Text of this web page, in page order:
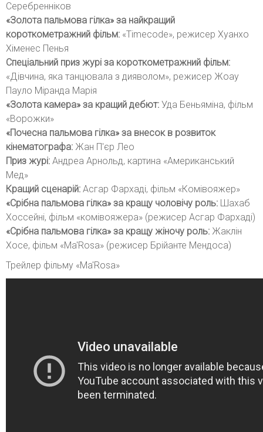
Серебренніков
«Золота пальмова гілка» за найкращий
короткометражний фільм: «Timecode», режисер Хуанхо
Хіменес Пенья
Спеціальний приз журі за короткометражний фільм:
«Дівчина, яка танцювала з дияволом», режисер Жоау
Пауло Міранда Марія
«Золота камера» за кращий дебют: Уда Беньяміна, фільм
«Ворожки»
«Почесна пальмова гілка» за внесок в розвиток
кінематографа: Жан П'єр Лео
Приз журі: Андреа Арнольд, картина «Американський
Мед»
Кращий сценарій: Асгар Фархаді, фільм «Комівояжер»
«Срібна пальмова гілка» за кращу чоловічу роль: Шахаб
Хоссейні, фільм «комівояжера» (режисер Асгар Фархаді)
«Срібна пальмова гілка» за кращу жіночу роль: Жаклін
Хосе, фільм «Ma'Rosa» (режисер Брійанте Мендоса)
Трейлер фільму «Ma'Rosa»